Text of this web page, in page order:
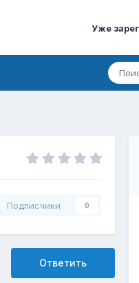
Уже
Подписчики 0
Ответить